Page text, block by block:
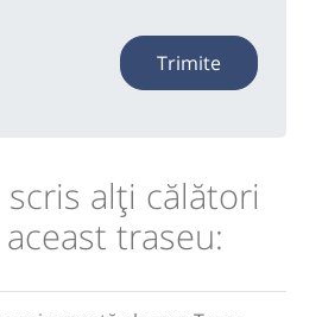
Trimite
scris alţi călători
traseu: